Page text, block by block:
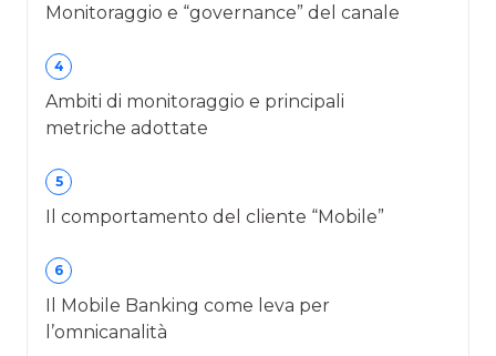
Monitoraggio e “governance” del canale
4
Ambiti di monitoraggio e principali
metriche adottate
5
Il comportamento del cliente “Mobile”
6
Il Mobile Banking come leva per
l’omnicanalità